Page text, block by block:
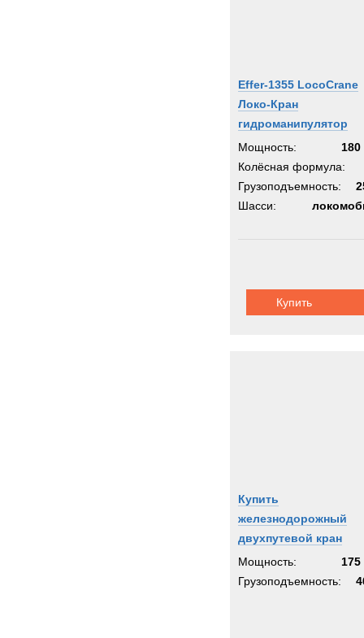
Effer-1355 LocoCrane
Локо-Кран
гидроманипулятор
Мощность:
180
Колёсная формула:
Грузоподъемность:
Шасси:
Купить
Купить
железнодорожный
двухпутевой кран
Мощность:
175
Грузоподъемность: